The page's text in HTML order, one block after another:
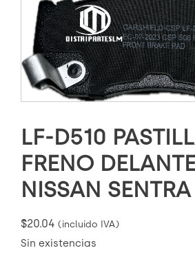
LF-D510
FRENO
NISSAN
$20.04 (incluido IVA)
Sin existencias